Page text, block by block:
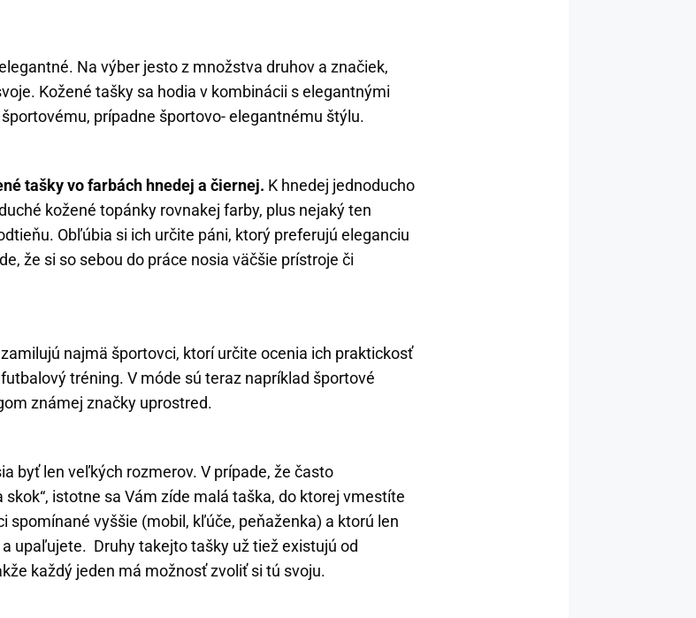
Na výber jesto z množstva druhov a značiek,
Kožené tašky sa hodia v kombinácii s elegantnými
prípadne športovo- elegantnému štýlu.
tašky vo farbách hnedej a čiernej. K hnedej jednoducho
kožené topánky rovnakej farby, plus nejaký ten
Obľúbia si ich určite páni, ktorý preferujú eleganciu
že si so sebou do práce nosia väčšie prístroje či
najmä športovci, ktorí určite ocenia ich praktickosť
tréning. V móde sú teraz napríklad športové
známej značky uprostred.
byť len veľkých rozmerov. V prípade, že často
istotne sa Vám zíde malá taška, do ktorej vmestíte
spomínané vyššie (mobil, kľúče, peňaženka) a ktorú len
upaľujete. Druhy takejto tašky už tiež existujú od
každý jeden má možnosť zvoliť si tú svoju.